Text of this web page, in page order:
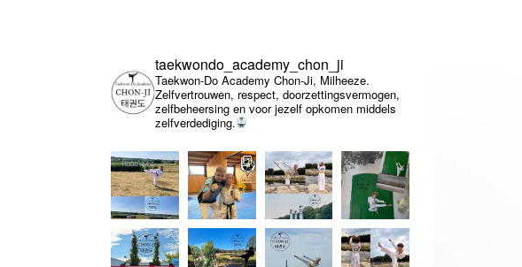
taekwondo_academy_chon_ji
Taekwon-Do Academy Chon-Ji, Milheeze.
Zelfvertrouwen, respect, doorzettingsvermogen,
zelfbeheersing en voor jezelf opkomen middels
zelfverdediging.